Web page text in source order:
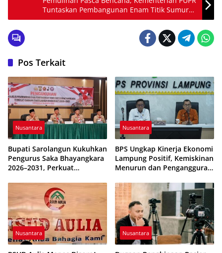
Tuntaskan Pembangunan Enam Titik Sumur
Bor Tenaga Matahari di Mamuju
Pos Terkait
Nusantara
Bupati Sarolangun Kukuhkan
Pengurus Saka Bhayangkara
2026–2031, Perkuat
Generasi Muda
Nusantara
BPS Ungkap Kinerja Ekonomi
Lampung Positif, Kemiskinan
Menurun dan Pengangguran
Nusantara Nusantara